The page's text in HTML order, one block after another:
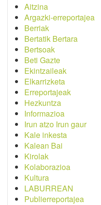
Aitzina
Argazki-erreportajea
Berriak
Bertatik Bertara
Bertsoak
Beti Gazte
Ekintzaileak
Elkarrizketa
Erreportajeak
Hezkuntza
Informazioa
Irun atzo Irun gaur
Kale inkesta
Kalean Bai
Kirolak
Kolaborazioa
Kultura
LABURREAN
Publierreportajea